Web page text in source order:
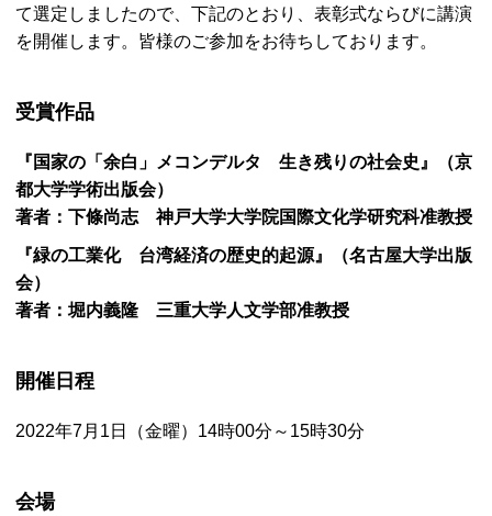
て選定しましたので、下記のとおり、表彰式ならびに講演
を開催します。皆様のご参加をお待ちしております。
受賞作品
『国家の「余白」メコンデルタ 生き残りの社会史』（京
都大学学術出版会）
著者：下條尚志 神戸大学大学院国際文化学研究科准教授
『緑の工業化 台湾経済の歴史的起源』（名古屋大学出版
会）
著者：堀内義隆 三重大学人文学部准教授
開催日程
2022年7月1日（金曜）14時00分～15時30分
会場